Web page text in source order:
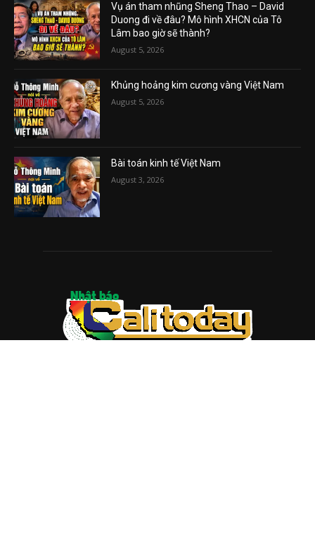
Vụ án tham nhũng Sheng Thao – David
Duong đi về đâu? Mô hình XHCN của Tô
Lâm bao giờ sẽ thành?
August 5, 2026
Khủng hoảng kim cương vàng Việt Nam
August 5, 2026
Bài toán kinh tế Việt Nam
August 3, 2026